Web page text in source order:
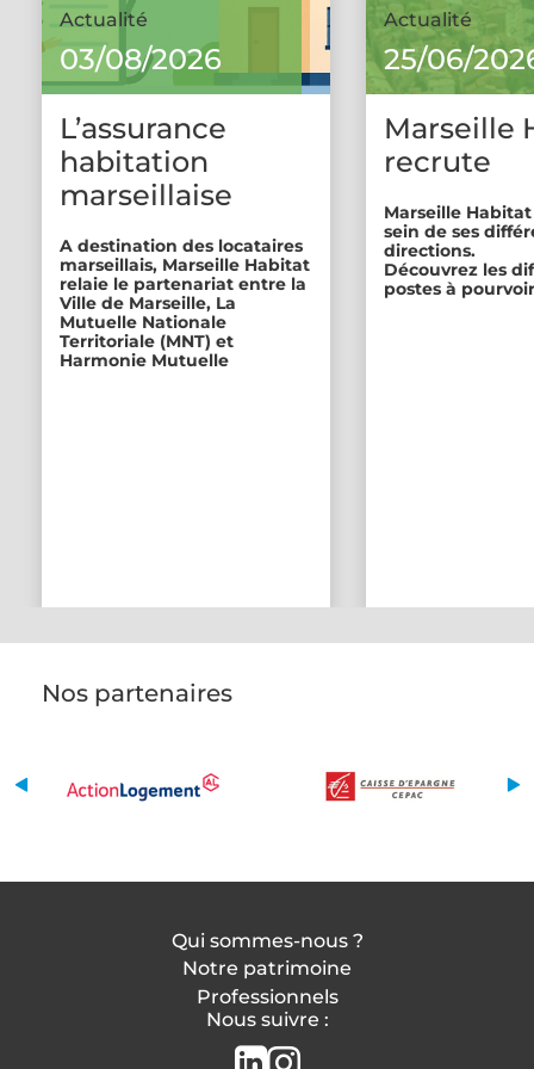
Actualité
03/08/2026
L’assurance
habitation
marseillaise
A destination des locataires
marseillais, Marseille Habitat
relaie le partenariat entre la
Ville de Marseille, La
Mutuelle Nationale
Territoriale (MNT) et
Harmonie Mutuelle
Actualité
25/06/
Marseille
recrute
Marseille
sein de ses
directions.
Découvrez les
postes à
Nos partenaires
Qui sommes-nous ?
Notre patrimoine
Professionnels
Nous suivre :